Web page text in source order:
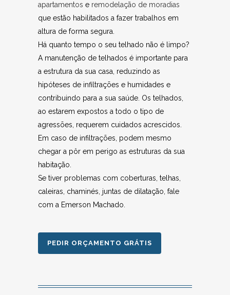
apartamentos e remodelação de moradias
que estão habilitados a fazer trabalhos em
altura de forma segura.
Há quanto tempo o seu telhado não é limpo?
A manutenção de telhados é importante para
a estrutura da sua casa, reduzindo as
hipóteses de infiltrações e humidades e
contribuindo para a sua saúde. Os telhados,
ao estarem expostos a todo o tipo de
agressões, requerem cuidados acrescidos.
Em caso de infiltrações, podem mesmo
chegar a pôr em perigo as estruturas da sua
habitação.
Se tiver problemas com coberturas, telhas,
caleiras, chaminés, juntas de dilatação, fale
com a Emerson Machado.
PEDIR ORÇAMENTO GRÁTIS